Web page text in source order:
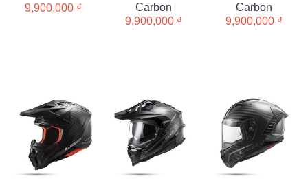
9,900,000 ₫
Carbon
9,900,000 ₫
Carbon
9,900,000 ₫